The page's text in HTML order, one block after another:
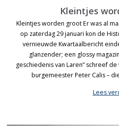
Kleintjes
Kleintjes worden groot Er was al
op zaterdag 29 januari kon de
vernieuwde Kwartaalbericht
glanzender; een glossy
geschiedenis van Laren” schreef
burgemeester Peter Calis –
Lees